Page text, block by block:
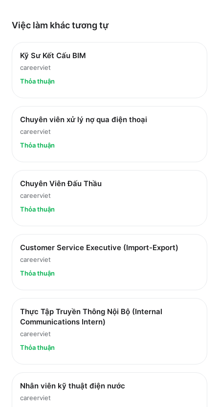
Việc làm kháctương tự
Kỹ Sư Kết Cấu BIM
careerviet
Thỏa thuận
Chuyên viên xử lý nợ qua điện thoại
careerviet
Thỏa thuận
Chuyên Viên Đấu Thầu
careerviet
Thỏa thuận
Customer Service Executive (Import-Export)
careerviet
Thỏa thuận
Thực Tập Truyền Thông Nội Bộ (Internal
Communications Intern)
careerviet
Thỏa thuận
Nhân viên kỹ thuật điện nước
careerviet